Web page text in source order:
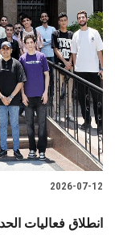
2026-07-12
انطلاق فعاليات